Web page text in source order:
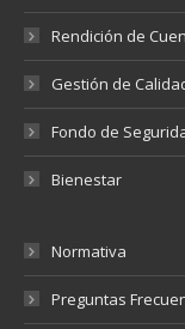
Rendición de
Gestión de
Fondo de
Bienestar
Normativa
Preguntas